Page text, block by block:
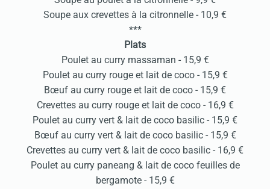
Soupe aux crevettes à la citronnelle - 10,9 €
***
Plats
Poulet au curry massaman - 15,9 €
Poulet au curry rouge et lait de coco - 15,9 €
Bœuf au curry rouge et lait de coco - 15,9 €
Crevettes au curry rouge et lait de coco - 16,9 €
Poulet au curry vert & lait de coco basilic - 15,9 €
Bœuf au curry vert & lait de coco basilic - 15,9 €
Crevettes au curry vert & lait de coco basilic - 16,9 €
Poulet au curry paneang & lait de coco feuilles de
bergamote - 15,9 €